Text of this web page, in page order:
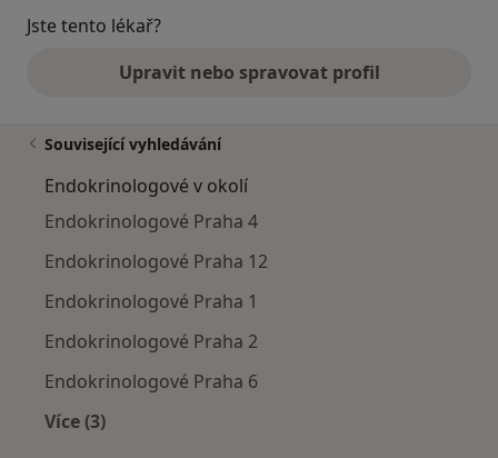
Jste tento lékař?
Upravit nebo spravovat profil
Související vyhledávání
Endokrinologové v okolí
Endokrinologové Praha 4
Endokrinologové Praha 12
Endokrinologové Praha 1
Endokrinologové Praha 2
Endokrinologové Praha 6
Více (3)